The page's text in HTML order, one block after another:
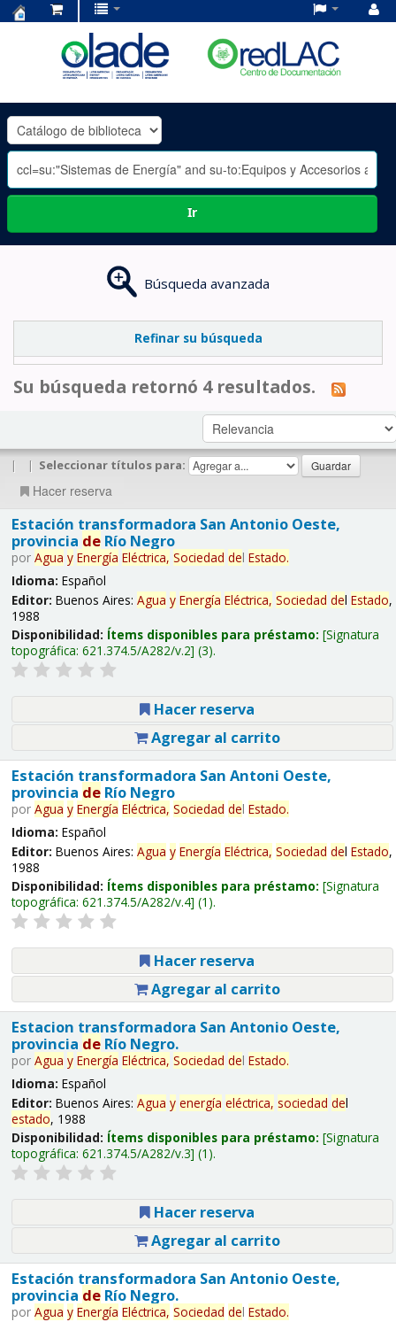
OLADE
-
Ir
Búsqueda avanzada
Refinar su búsqueda
Su búsqueda retornó 4 resultados.
| | Seleccionar títulos para:
Hacer reserva
Estación transformadora San Antonio Oeste,
provincia deRío Negro
por Agua y Energía Eléctrica, Sociedad del Estado.
Idioma: Español
Editor: Buenos Aires: Agua y Energía Eléctrica, Sociedad del Estado,
1988
Disponibilidad: Ítems disponibles para préstamo: Signatura
topográfica: 621.374.5/A282/v.2 (3).
Hacer reserva
Agregar al carrito
Estación transformadora San Antoni Oeste,
provincia deRío Negro
por Agua y Energía Eléctrica, Sociedad del Estado.
Idioma: Español
Editor: Buenos Aires: Agua y Energía Eléctrica, Sociedad del Estado,
1988
Disponibilidad: Ítems disponibles para préstamo: Signatura
topográfica: 621.374.5/A282/v.4 (1).
Hacer reserva
Agregar al carrito
Estacion transformadora San Antonio Oeste,
provincia deRío Negro.
por Agua y Energía Eléctrica, Sociedad del Estado.
Idioma: Español
Editor: Buenos Aires: Agua y energía eléctrica, sociedad del
estado, 1988
Disponibilidad: Ítems disponibles para préstamo: Signatura
topográfica: 621.374.5/A282/v.3 (1).
Hacer reserva
Agregar al carrito
Estación transformadora San Antonio Oeste,
provincia deRío Negro.
por Agua y Energía Eléctrica, Sociedad del Estado.